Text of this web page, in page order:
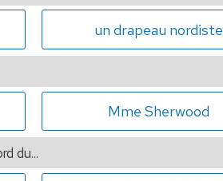
un drapeau nordiste
Mme Sherwood
du...